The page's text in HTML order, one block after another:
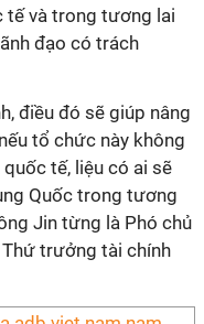
tế và trong tương lai
đạo có trách
điều đó sẽ giúp nâng
tổ chức này không
tế, liệu có ai sẽ
Quốc trong tương
Jin từng là Phó chủ
trưởng tài chính